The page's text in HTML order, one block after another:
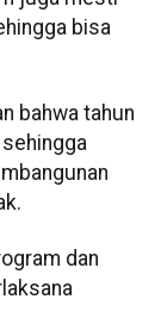
bisa
bahwa tahun
dan